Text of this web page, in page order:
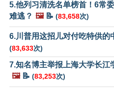
5.他列习清洗名单榜首！6常
难逃？ 🖼️📝 (83,658次)
6.川普用这招儿对付吃特供的
(83,633次)
7.知名博主举报上海大学长江
🖼️📝 (83,253次)